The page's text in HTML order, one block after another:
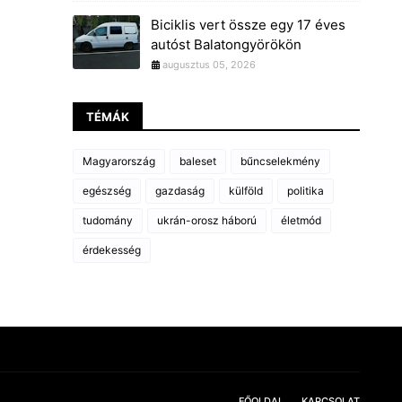
Biciklis vert össze egy 17 éves
autóst Balatongyörökön
augusztus 05, 2026
TÉMÁK
Magyarország baleset bűncselekmény
egészség gazdaság külföld politika
tudomány ukrán-orosz háború életmód
érdekesség